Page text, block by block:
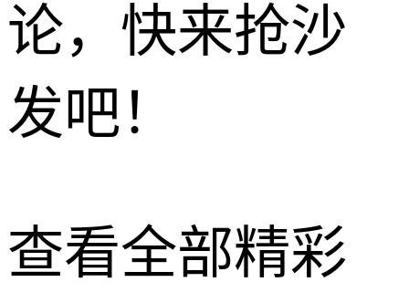
论，快来抢沙
发吧！
查看全部精彩